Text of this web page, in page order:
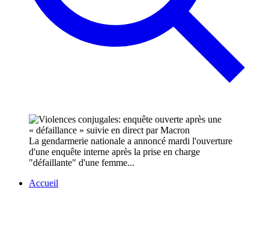
La gendarmerie nationale a annoncé mardi l'ouverture
d'une enquête interne après la prise en charge
"défaillante" d'une femme...
Accueil